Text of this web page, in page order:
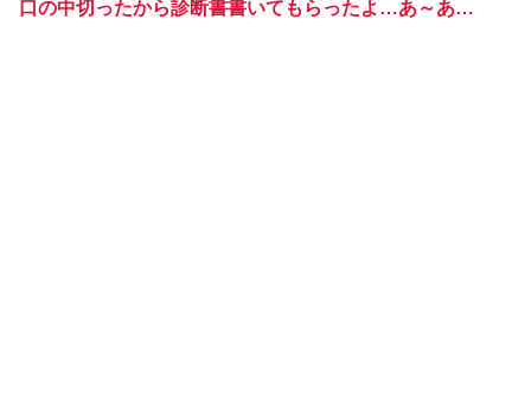
口の中切ったから診断書書いてもらったよ…あ～あ…